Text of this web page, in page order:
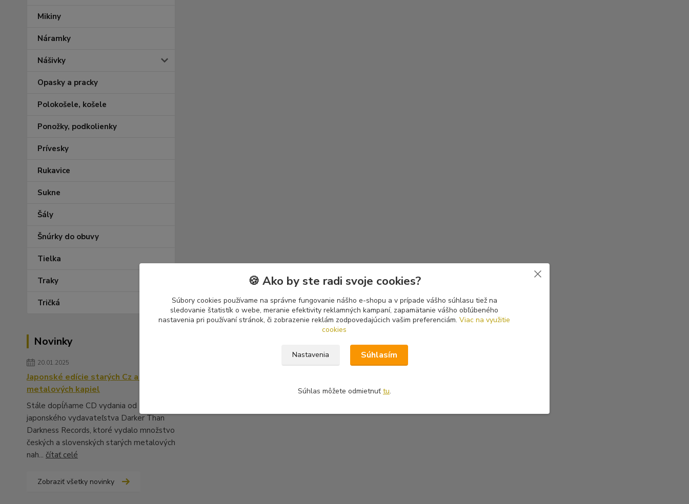
Mikiny
Náramky
Nášivky
Opasky a pracky
Polokošele, košele
Ponožky, podkolienky
Prívesky
Rukavice
Sukne
Šály
Šnúrky do obuvy
Tielka
Traky
Tričká
Novinky
20.01.2025
Japonské edície starých Cz a Sk
metalových kapiel
Stále dopĺňame CD vydania od
japonského vydavateľstva Darker Than
Darkness Records, ktoré vydalo množstvo
českých a slovenských starých metalových
nah... čítať celé
Zobraziť všetky novinky
🍪 Ako by ste radi svoje cookies?
Súbory cookies používame na správne fungovanie nášho e-shopu a v prípade vášho súhlasu tiež na
sledovanie štatistík o webe, meranie efektivity reklamných kampaní, zapamätanie vášho obľúbeného
nastavenia pri používaní stránok, či zobrazenie reklám zodpovedajúcich vašim preferenciám. Viac na využitie
cookies
Nastavenia Súhlasím
Súhlas môžete odmietnuť tu.